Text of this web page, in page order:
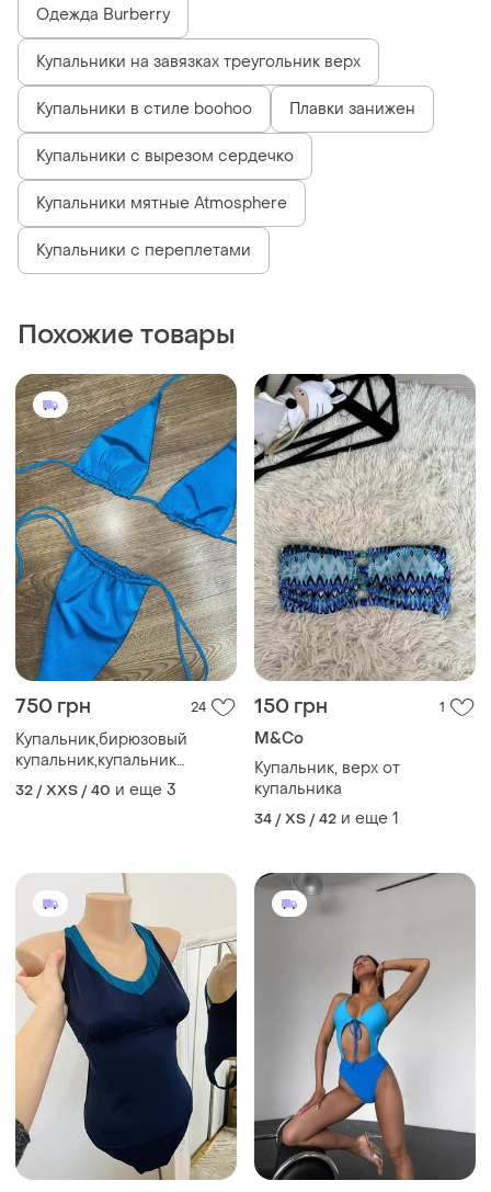
Одежда Burberry
Купальники на завязках треугольник верх
Купальники в стиле boohoo Плавки занижен
Купальники с вырезом сердечко
Купальники мятные Atmosphere
Купальники с переплетами
Похожие товары
750 грн 24
Купальник,бирюзовый
купальник,купальник
бикини,купальник
шторки,синий
32 / XXS / 40 и еще 3
150 грн 1
M&Co
Купальник, верх от
купальника
34 / XS / 42 и еще 1